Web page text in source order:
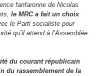
fanfaronne de Nicolas
le MRC a fait un choix
le Parti socialiste pour
qu’il attend à l’Assemblée
du courant républicain
du rassemblement de la